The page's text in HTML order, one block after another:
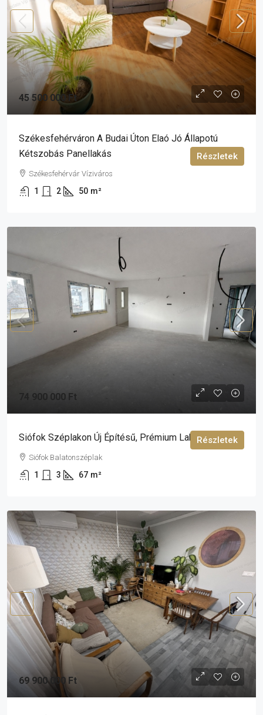
45 500 000 Ft
Székesfehérváron A Budai Úton Elaó Jó Állapotú
Kétszobás Panellakás
Székesfehérvár Víziváros
1 2 50 m²
Részletek
74 900 000 Ft
Siófok Széplakon Új Építésű, Prémium Lakás Eladó!
Siófok Balatonszéplak
1 3 67 m²
Részletek
69 900 000 Ft